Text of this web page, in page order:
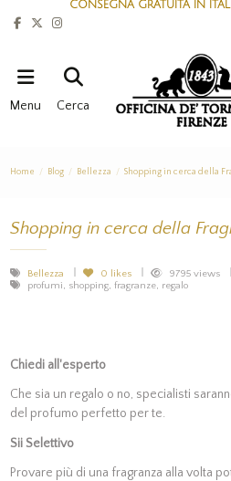
CONSEGNA GRATUITA IN
Menu Cerca
Home Blog Bellezza Shopping in cerca della
Shopping in cerca della
Bellezza 0 likes
9795 views
profumi, shopping, fragranze, regalo
Chiedi all'esperto
Che sia un regalo o no, specialisti
del profumo perfetto per te.
Sii Selettivo
Provare più di una fragranza alla volta